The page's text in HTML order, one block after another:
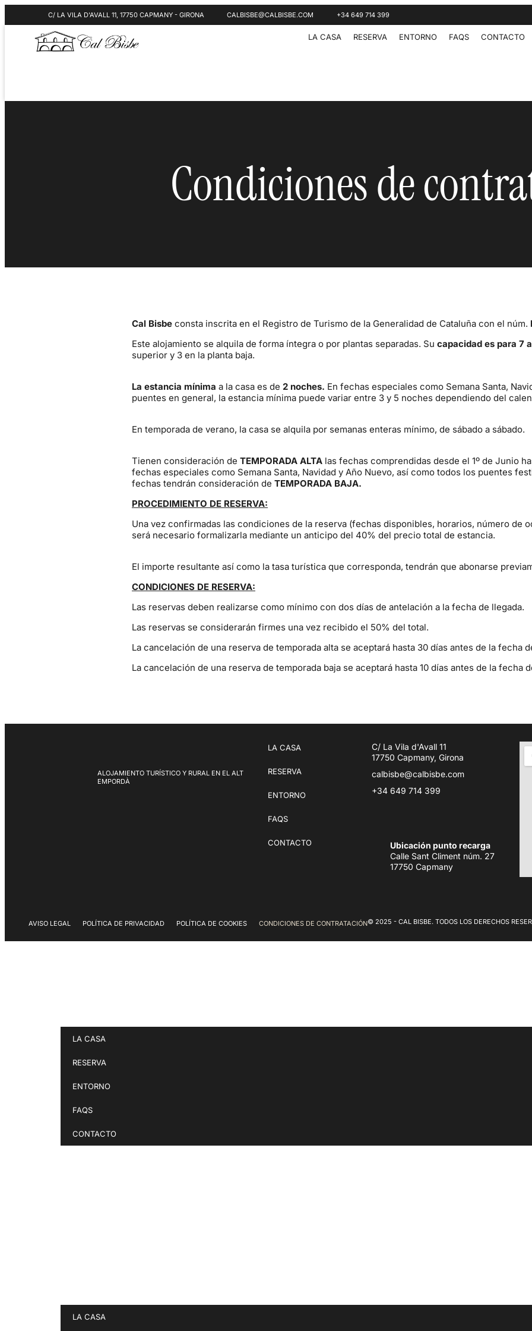
C/ LA VILA D'AVALL 11, 17750 CAPMANY - GIRONA CALBISBE@CALBISBE.COM +34 649 714 399
LA CASA RESERVA ENTORNO FAQS CONTACTO
Condiciones de
Cal Bisbe consta inscrita en el Registro de Turismo de la Generalidad de Cataluña con el núm.
Este alojamiento se alquila de forma íntegra o por plantas separadas. Su capacidad es para 7
superior y 3 en la planta baja.
La estancia mínima a la casa es de 2 noches. En fechas especiales como Semana Santa,
puentes en general, la estancia mínima puede variar entre 3 y 5 noches dependiendo del
En temporada de verano, la casa se alquila por semanas enteras mínimo, de sábado a sábado.
Tienen consideración de TEMPORADA ALTA las fechas comprendidas desde el 1º de Junio
fechas especiales como Semana Santa, Navidad y Año Nuevo, así como todos los puentes
fechas tendrán consideración de TEMPORADA BAJA.
PROCEDIMIENTO DE RESERVA:
Una vez confirmadas las condiciones de la reserva (fechas disponibles, horarios, número de
será necesario formalizarla mediante un anticipo del 40% del precio total de estancia.
El importe resultante así como la tasa turística que corresponda, tendrán que abonarse
CONDICIONES DE RESERVA:
Las reservas deben realizarse como mínimo con dos días de antelación a la fecha de llegada.
Las reservas se considerarán firmes una vez recibido el 50% del total.
La cancelación de una reserva de temporada alta se aceptará hasta 30 días antes de la fecha
La cancelación de una reserva de temporada baja se aceptará hasta 10 días antes de la fecha
ALOJAMIENTO TURÍSTICO Y RURAL EN EL ALT
EMPORDÀ
LA CASA
RESERVA
ENTORNO
FAQS
CONTACTO
C/ La Vila d'Avall 11
17750 Capmany, Girona
calbisbe@calbisbe.com
+34 649 714 399
Ubicación punto recarga
Calle Sant Climent núm. 27
17750 Capmany
AVISO LEGAL POLÍTICA DE PRIVACIDAD POLÍTICA DE COOKIES CONDICIONES DE CONTRATACIÓN© 2025 - CAL BISBE. TODOS LOS DERECHOS
LA CASA
RESERVA
ENTORNO
FAQS
CONTACTO
LA CASA